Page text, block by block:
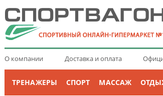
О компании Доставка и оплата
ТРЕНАЖЕРЫ СПОРТ МАССАЖ